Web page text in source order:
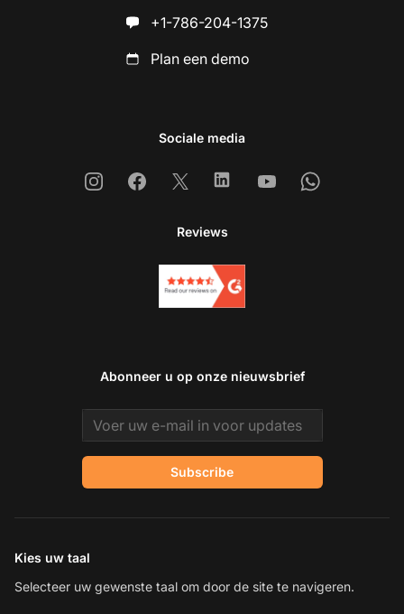
+1-786-204-1375
Plan een demo
Sociale media
InstagramFacebook
X LinkedinYoutubeWhatsapp
Reviews
Abonneer u op onze nieuwsbrief
Email address
Subscribe
Kies uw taal
Selecteer uw gewenste taal om door de site te navigeren.